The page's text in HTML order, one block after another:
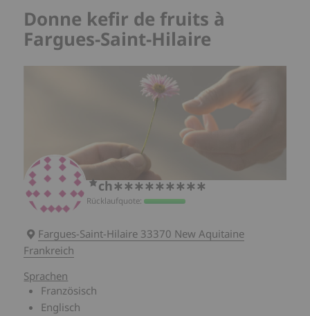
Donne kefir de fruits à
Fargues-Saint-Hilaire
ch∗∗∗∗∗∗∗∗∗
Rücklaufquote:
Fargues-Saint-Hilaire 33370 New Aquitaine
Frankreich
Sprachen
Französisch
Englisch